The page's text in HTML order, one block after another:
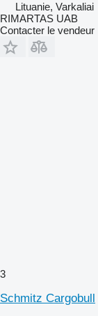
Lituanie, Varkaliai
RIMARTAS UAB
Contacter le vendeur
3
Schmitz Cargobull